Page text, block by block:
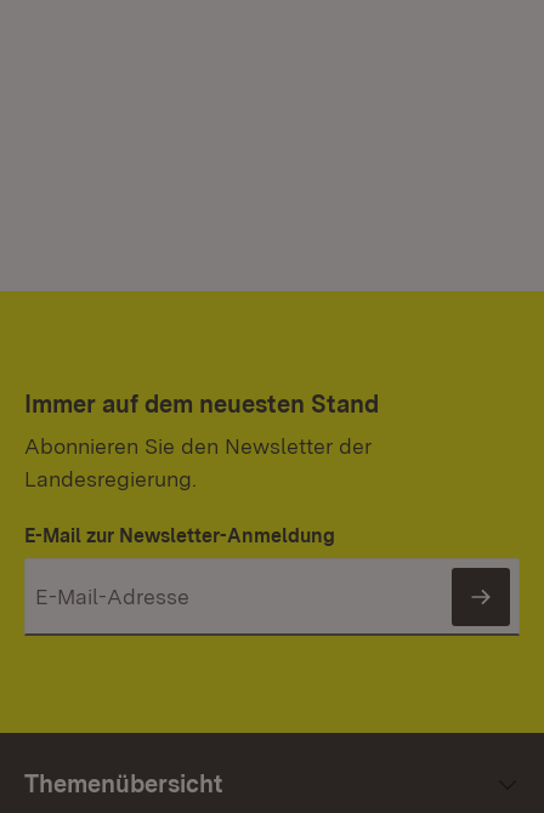
Immer auf dem neuesten Stand
Abonnieren Sie den Newsletter der
Landesregierung.
E-Mail zur Newsletter-Anmeldung
Themenübersicht